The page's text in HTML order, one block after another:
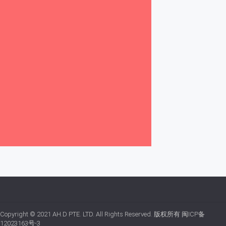
Copyright © 2021 AH.D PTE. LTD. All Rights Reserved. 版权所有 闽ICP备
12023163号-3